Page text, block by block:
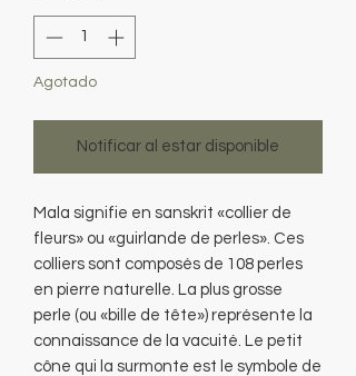
Agotado
Notificar al estar disponible
Mala signifie en sanskrit «collier de
fleurs» ou «guirlande de perles». Ces
colliers sont composés de 108 perles
en pierre naturelle. La plus grosse
perle (ou «bille de tête») représente la
connaissance de la vacuité. Le petit
cône qui la surmonte est le symbole de